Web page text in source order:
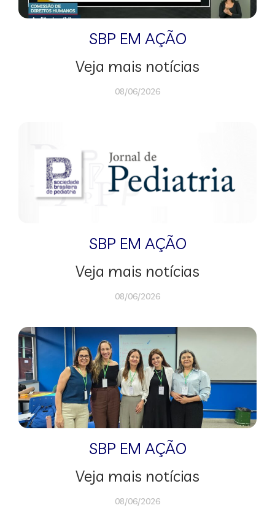
SBP EM AÇÃO
Veja mais notícias
08/06/2026
SBP EM AÇÃO
Veja mais notícias
08/06/2026
SBP EM AÇÃO
Veja mais notícias
08/06/2026